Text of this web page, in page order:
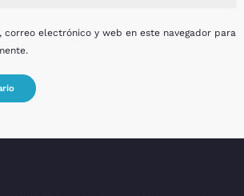
correo electrónico y web en este navegador para